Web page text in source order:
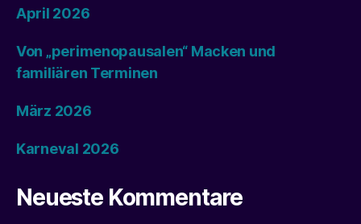
April 2026
Von „perimenopausalen“ Macken und
familiären Terminen
März 2026
Karneval 2026
Neueste Kommentare